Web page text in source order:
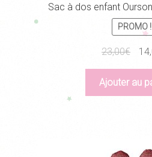
Sac à dos enfant
PROMO !
23,00€
Le
prix
était
Ajouter au